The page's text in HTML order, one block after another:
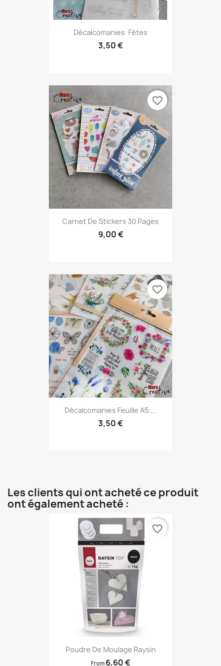
Décalcomanies: Fêtes
3,50 €
Carnet De Stickers 30 Pages
9,00 €
favorite_border
Décalcomanies Feuille A5:...
3,50 €
favorite_border
Les clients qui ont acheté ce produit
ont également acheté :
Poudre De Moulage Raysin
From 6,60 €
favorite_border